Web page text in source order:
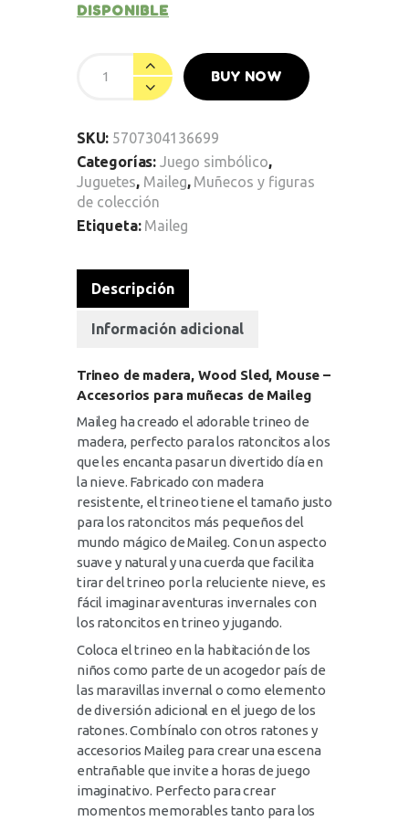
DISPONIBLE
BUY NOW
SKU: 5707304136699
Categorías: Juego simbólico,
Juguetes, Maileg, Muñecos y figuras
de colección
Etiqueta: Maileg
Descripción
Información adicional
Trineo de madera, Wood Sled, Mouse –
Accesorios para muñecas de Maileg
Maileg ha creado el adorable trineo de
madera, perfecto para los ratoncitos a los
que les encanta pasar un divertido día en
la nieve. Fabricado con madera
resistente, el trineo tiene el tamaño justo
para los ratoncitos más pequeños del
mundo mágico de Maileg. Con un aspecto
suave y natural y una cuerda que facilita
tirar del trineo por la reluciente nieve, es
fácil imaginar aventuras invernales con
los ratoncitos en trineo y jugando.
Coloca el trineo en la habitación de los
niños como parte de un acogedor país de
las maravillas invernal o como elemento
de diversión adicional en el juego de los
ratones. Combínalo con otros ratones y
accesorios Maileg para crear una escena
entrañable que invite a horas de juego
imaginativo. Perfecto para crear
momentos memorables tanto para los